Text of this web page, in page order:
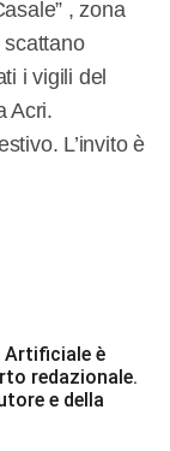
, zona
scattano
i vigili del
Acri.
L’invito è
Artificiale è
redazionale.
e della